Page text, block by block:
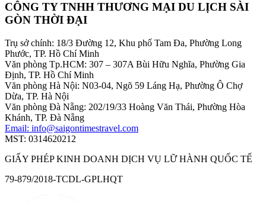
CÔNG TY TNHH THƯƠNG MẠI DU LỊCH SÀI
GÒN THỜI ĐẠI
Trụ sở chính: 18/3 Đường 12, Khu phố Tam Đa, Phường Long
Phước, TP. Hồ Chí Minh
Văn phòng Tp.HCM: 307 – 307A Bùi Hữu Nghĩa, Phường Gia
Định, TP. Hồ Chí Minh
Văn phòng Hà Nội: N03-04, Ngõ 59 Láng Hạ, Phường Ô Chợ
Dừa, TP. Hà Nội
Văn phòng Đà Nẵng: 202/19/33 Hoàng Văn Thái, Phường Hòa
Khánh, TP. Đà Nẵng
Email: info@saigontimestravel.com
MST: 0314620212
GIẤY PHÉP KINH DOANH DỊCH VỤ LỮ HÀNH QUỐC TẾ
79-879/2018-TCDL-GPLHQT